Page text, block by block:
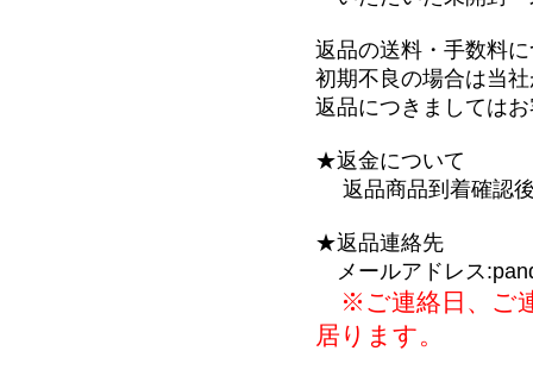
返品の送料・手数料
初期不良の場合は当
返品につきましては
★返金について
返品商品到着確認後
★返品連絡先
メールアドレス
※ご連絡日、ご
居ります。